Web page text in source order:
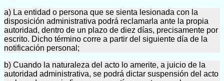
a) La entidad o persona que se sienta lesionada con la
disposición administrativa podrá reclamarla ante la propia
autoridad, dentro de un plazo de diez días, precisamente por
escrito. Dicho término corre a partir del siguiente día de la
notificación personal;
b) Cuando la naturaleza del acto lo amerite, a juicio de la
autoridad administrativa, se podrá dictar suspensión del acto